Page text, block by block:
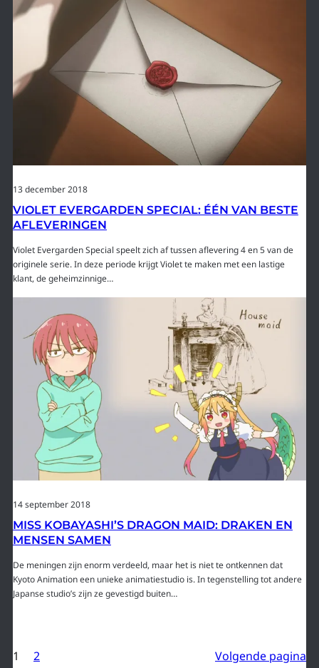
13 december 2018
VIOLET EVERGARDEN SPECIAL: ÉÉN VAN BESTE
AFLEVERINGEN
Violet Evergarden Special speelt zich af tussen aflevering 4 en 5 van de
originele serie. In deze periode krijgt Violet te maken met een lastige
klant, de geheimzinnige…
14 september 2018
MISS KOBAYASHI’S DRAGON MAID: DRAKEN EN
MENSEN SAMEN
De meningen zijn enorm verdeeld, maar het is niet te ontkennen dat
Kyoto Animation een unieke animatiestudio is. In tegenstelling tot andere
Japanse studio’s zijn ze gevestigd buiten…
1 2 Volgende pagina